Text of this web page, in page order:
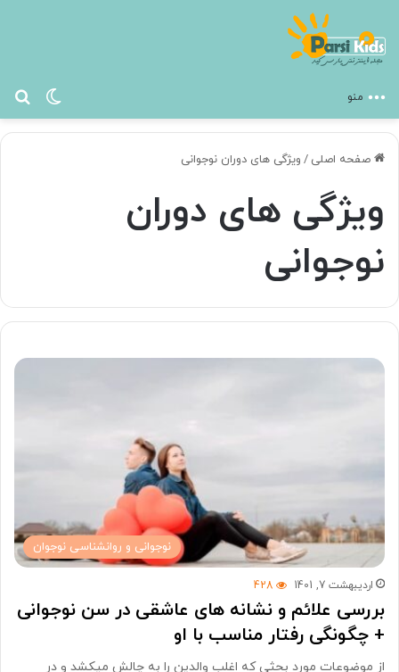
منو
صفحه اصلی / ویژگی های دوران نوجوانی
ویژگی های دوران
نوجوانی
نوجوانی و روانشناسی نوجوان
اردیبهشت 7, 1401 428
بررسی علائم و نشانه های عاشقی در سن نوجوانی
+ چگونگی رفتار مناسب با او
از موضوعات مورد بحثی که اغلب والدین را به چالش میکشد و در